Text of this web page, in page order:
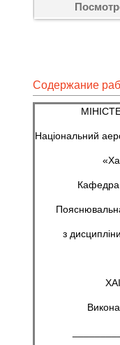
Содержание
Національний
Кафедра
з